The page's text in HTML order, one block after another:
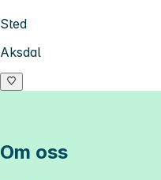
Sted
Aksdal
Om oss